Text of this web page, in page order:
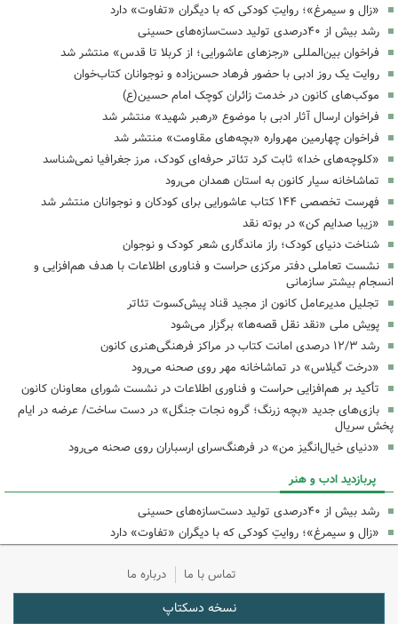
«زال و سیمرغ»؛ روایتِ کودکی که با دیگران «تفاوت» دارد
رشد بیش از ۴۰درصدی تولید دست‌سازه‌های حسینی
فراخوان بین‌المللی «رجزهای عاشورایی؛ از کربلا تا قدس» منتشر شد
روایت یک روز ادبی با حضور فرهاد حسن‌زاده و نوجوانان کتاب‌خوان
موکب‌های کانون در خدمت زائران کوچک امام حسین(ع)
فراخوان ارسال آثار ادبی با موضوع «رهبر شهید» منتشر شد
فراخوان چهارمین مهرواره «بچه‌های مقاومت» منتشر شد
«کلوچه‌های خدا» ثابت کرد تئاتر حرفه‌ای کودک، مرز جغرافیا نمی‌شناسد
تماشاخانه سیار کانون به استان همدان می‌رود
فهرست تخصصی ۱۴۴ کتاب عاشورایی برای کودکان و نوجوانان منتشر شد
«زیبا صدایم کن» در بوته نقد
شناخت دنیای کودک؛ راز ماندگاری شعر کودک و نوجوان
نشست تعاملی دفتر مرکزی حراست و فناوری اطلاعات با هدف هم‌افزایی و
انسجام بیشتر سازمانی
تجلیل مدیرعامل کانون از مجید قناد پیش‌کسوت تئاتر
پویش ملی «نقد نقل قصه‌ها» برگزار می‌شود
رشد ۱۲/۳ درصدی امانت کتاب در مراکز فرهنگی‌هنری کانون
«درخت گیلاس» در تماشاخانه مهر روی صحنه می‌رود
تأکید بر هم‌افزایی حراست و فناوری اطلاعات در نشست شورای معاونان کانون
بازی‌های جدید «بچه زرنگ؛ گروه نجات جنگل» در دست ساخت/ عرضه در ایام
پخش سریال
«دنیای خیال‌انگیز من» در فرهنگ‌سرای ارسباران روی صحنه می‌رود
پربازدید ادب و هنر
رشد بیش از ۴۰درصدی تولید دست‌سازه‌های حسینی
«زال و سیمرغ»؛ روایتِ کودکی که با دیگران «تفاوت» دارد
تماس با ما درباره ما
نسخه دسکتاپ